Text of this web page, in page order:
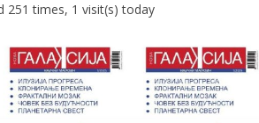
251 times, 1 visit(s) today